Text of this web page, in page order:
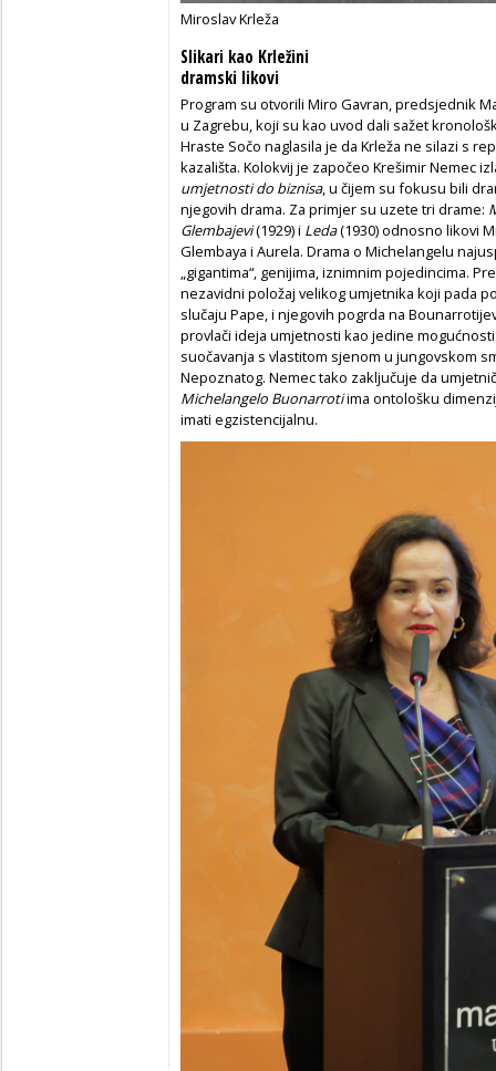
Miroslav Krleža
Slikari kao Krležini
dramski likovi
Program su otvorili Miro Gavran, predsjednik
u Zagrebu, koji su kao uvod dali sažet
Hraste Sočo naglasila je da Krleža ne silazi s
kazališta. Kolokvij je započeo Krešimir Nemec
umjetnosti do biznisa, u čijem su fokusu bili
njegovih drama. Za primjer su uzete tri drame:
Glembajevi(1929) i Leda(1930) odnosno likovi
Glembaya i Aurela. Drama o Michelangelu
„gigantima“, genijima, iznimnim pojedincima.
nezavidni položaj velikog umjetnika koji pada
slučaju Pape, i njegovih pogrda na
provlači ideja umjetnosti kao jedine
suočavanja s vlastitom sjenom u jungovskom
Nepoznatog. Nemec tako zaključuje da
Michelangelo Buonarrotiima ontološku
imati egzistencijalnu.